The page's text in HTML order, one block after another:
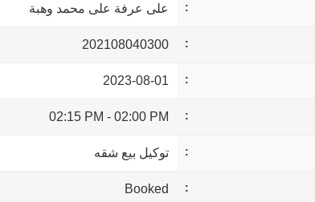
على عرفة على محمد وهبة
202108040300
2023-08-01
02:00 PM
-
02:15 PM
توكيل بيع شقه
Booked